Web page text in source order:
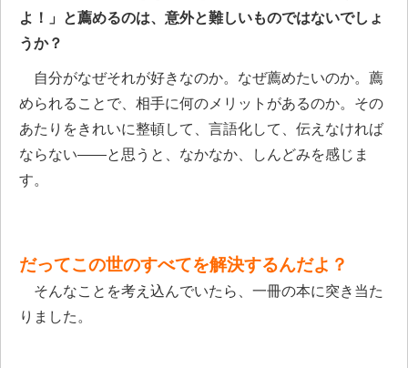
よ！」と薦めるのは、意外と難しいものではないでしょ
うか？
自分がなぜそれが好きなのか。なぜ薦めたいのか。薦
められることで、相手に何のメリットがあるのか。その
あたりをきれいに整頓して、言語化して、伝えなければ
ならない――と思うと、なかなか、しんどみを感じま
す。
だってこの世のすべてを解決するんだよ？
そんなことを考え込んでいたら、一冊の本に突き当た
りました。